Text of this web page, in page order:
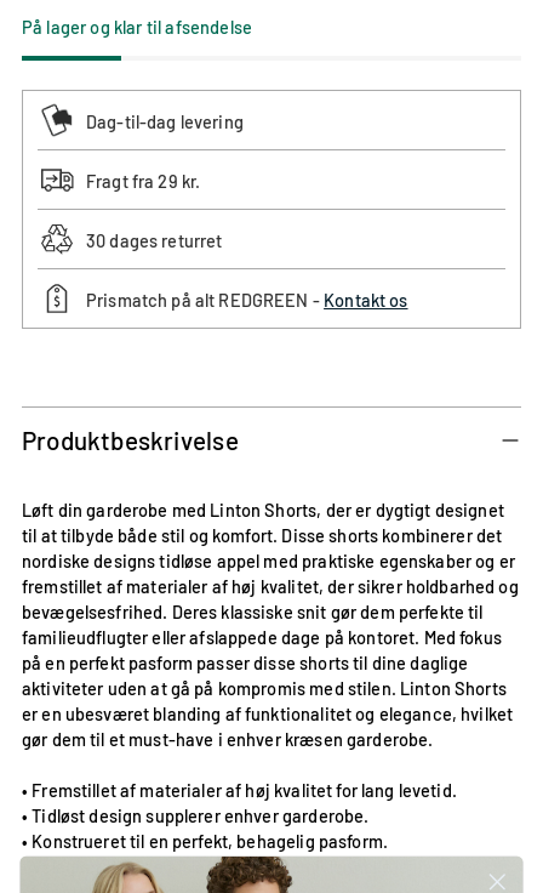
større
størrelse
størrelse
mindre
På lager og klar til afsendelse
Dag-til-dag levering
Fragt fra 29 kr.
30 dages returret
Prismatch på alt REDGREEN - Kontakt os
til
din
Produktbeskrivelse
Løft din garderobe med Linton Shorts, der er dygtigt designet
til at tilbyde både stil og komfort. Disse shorts kombinerer det
nordiske designs tidløse appel med praktiske egenskaber og er
fremstillet af materialer af høj kvalitet, der sikrer holdbarhed og
bevægelsesfrihed. Deres klassiske snit gør dem perfekte til
familieudflugter eller afslappede dage på kontoret. Med fokus
på en perfekt pasform passer disse shorts til dine daglige
aktiviteter uden at gå på kompromis med stilen. Linton Shorts
er en ubesværet blanding af funktionalitet og elegance, hvilket
gør dem til et must-have i enhver kræsen garderobe.
• Fremstillet af materialer af høj kvalitet for lang levetid.
• Tidløst design supplerer enhver garderobe.
• Konstrueret til en perfekt, behagelig pasform.
• Velegnet til både afslappede og semi-formelle lejligheder.